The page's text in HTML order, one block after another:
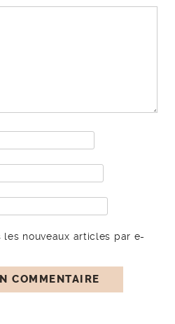
les nouveaux articles par e-